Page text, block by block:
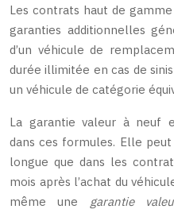
Les contrats haut de
garanties additionnelles
d’un véhicule de
durée illimitée en cas de
un véhicule de catégorie
La garantie valeur à neuf
dans ces formules. Elle
longue que dans les
mois après l’achat du
même une garantie